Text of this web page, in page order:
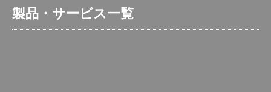
製品・サービス一覧